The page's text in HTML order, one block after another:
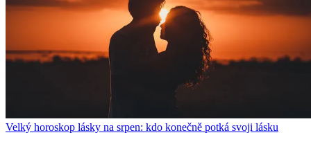
Velký horoskop lásky na srpen: kdo konečně potká svoji lásku